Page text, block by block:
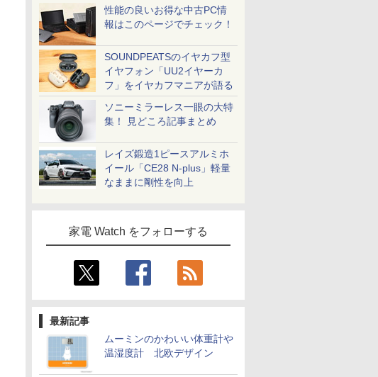
性能の良いお得な中古PC情
報はこのページでチェック！
SOUNDPEATSのイヤカフ型
イヤフォン「UU2イヤーカ
フ」をイヤカフマニアが語る
ソニーミラーレス一眼の大特
集！ 見どころ記事まとめ
レイズ鍛造1ピースアルミホ
イール「CE28 N-plus」軽量
なままに剛性を向上
家電 Watch をフォローする
最新記事
ムーミンのかわいい体重計や
温湿度計 北欧デザイン